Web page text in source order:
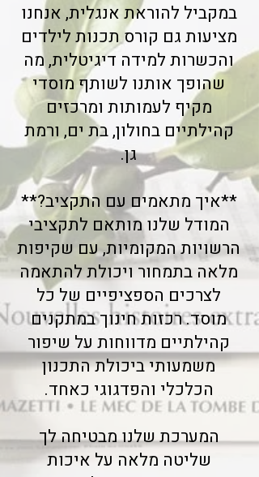
במקביל להוראת אנגלית, אנחנו
מציעות גם קורס תכנות לילדים
והכשרות למידה דיגיטלית, מה
שהופך אותנו לשותף מוסדי
מקיף לעמותות ומרכזים
קהילתיים בחולון, בת ים, ורמת
גן.
**איך מתאמים עם התקציב?**
המודל שלנו מותאם לתקציבי
הרשויות המקומיות, עם שקיפות
מלאה בתמחור ויכולת להתאמה
לצרכים הספציפיים של כל
מוסד. רכזות חינוך במתקנים
קהילתיים מדווחות על שיפור
משמעותי ביכולת התכנון
הכלכלי והפדגוגי כאחד.
המערכת שלנו מבטיחה לך
שליטה מלאה על איכות